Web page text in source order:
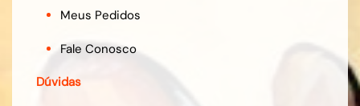
Meus Pedidos
Fale Conosco
Dúvidas